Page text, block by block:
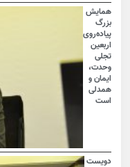
همایش
بزرگ
پیاده‌روی
اربعین
تجلی
وحدت،
ایمان و
همدلی
است
دویست